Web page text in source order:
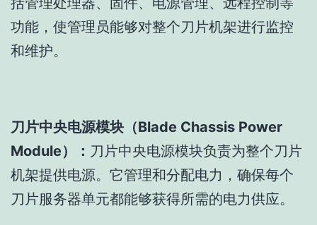
功能，使管理员能够对整个刀片机架进行监控
和维护。
刀片中央电源模块（Blade Chassis Power
Module）： 刀片中央电源模块负责为整个刀片
机架提供电源。它管理和分配电力，确保每个
刀片服务器单元都能够获得所需的电力供应。